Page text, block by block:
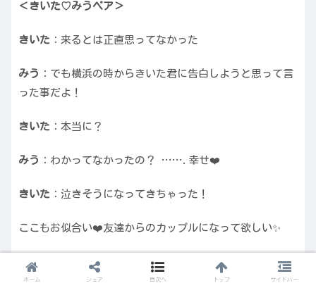
＜きいた♡みうペア＞
きいた ：来るとは正直思ってなかった
みう ：でも横浜の時からきいた君に告白しようと思って言
った事だよ！
きいた ：本当に？
みう ：わかってなかったの？ …….幸せ❤️
きいた ：泣きそうになってきちゃった！
ここもお似合い❤️友達からのカップルになって欲しい✨
めるる
：こんなに人を好きになるのは辛かったり楽しかっ
たり色んな感情があるんだなって思いました。ガチでし
ホーム シェア 目次へ トップ サイドバー